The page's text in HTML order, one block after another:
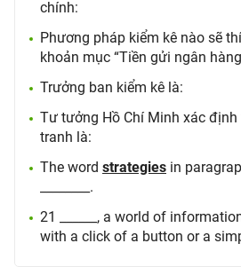
chính:
Phương pháp kiểm kê nào sẽ
khoản mục “Tiền gửi ngân
Trưởng ban kiểm kê là:
Tư tưởng Hồ Chí Minh xác
tranh là:
The word strategies in
________.
21 ______, a world of
with a click of a button or a